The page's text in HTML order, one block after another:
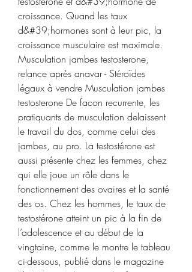
croissance. Quand les taux
d&#39;hormones sont à leur pic, la
croissance musculaire est maximale.
Musculation jambes testosterone,
relance après anavar - Stéroïdes
légaux à vendre Musculation jambes
testosterone De facon recurrente, les
pratiquants de musculation delaissent
le travail du dos, comme celui des
jambes, au pro. La testostérone est
aussi présente chez les femmes, chez
qui elle joue un rôle dans le
fonctionnement des ovaires et la santé
des os. Chez les hommes, le taux de
testostérone atteint un pic à la fin de
l’adolescence et au début de la
vingtaine, comme le montre le tableau
ci-dessous, publié dans le magazine